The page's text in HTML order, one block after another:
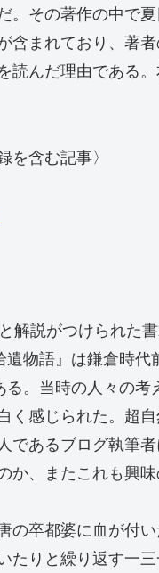
。その著作の中で
含まれており、著
読んだ理由である
を含む記事〉
解説がつけられた
物語』は鎌倉時代
。当時の人々の考
く感じられた。超
あるブログ執筆
、またこれも興味
の卒都婆に血が付
たりと繰り返す一